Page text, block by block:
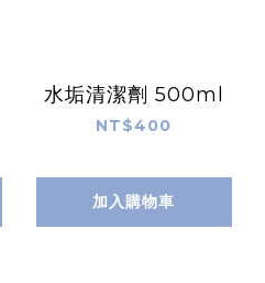
水垢清潔劑 500ml
NT$400
加入購物車